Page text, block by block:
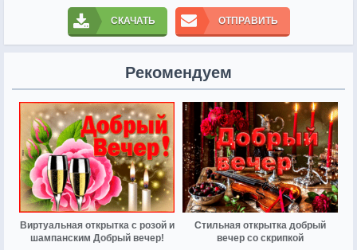
СКАЧАТЬ ОТПРАВИТЬ
Рекомендуем
Виртуальная открытка с розой и
шампанским Добрый вечер!
Стильная открытка добрый
вечер со скрипкой